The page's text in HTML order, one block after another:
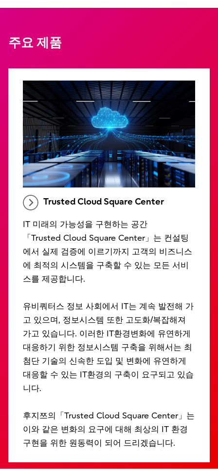
주요 제품
Trusted Cloud Square Center
IT 미래의 가능성을 구현하는 공간
「Trusted Cloud Square Center」는 컨설팅
에서 실제 검증에 이르기까지 고객의 비즈니스
에 최적의 시스템을 구축할 수 있는 모든 서비
스를 제공합니다.
유비쿼터스 정보 사회에서 IT는 계속 발전해 가
고 있으며, 정보시스템 또한 고도화/복잡해져
가고 있습니다. 이러한 IT환경변화에 유연하게
대응하기 위한 정보시스템 구축을 위해서는 최
첨단 기술의 신속한 도입 및 변화에 유연하게
대응할 수 있는 IT환경의 구축이 요구되고 있습
니다.
후지쯔의「Trusted Cloud Square Center」는
이와 같은 변화의 요구에 대해 최상의 IT 환경
구현을 위한 원동력이 되어 드리겠습니다.